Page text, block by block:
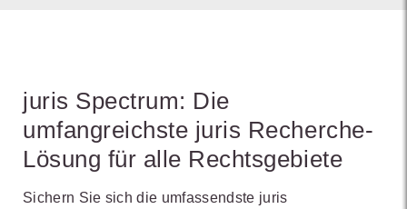
juris Spectrum: Die
umfangreichste juris Recherche-
Lösung für alle Rechtsgebiete
Sichern Sie sich die umfassendste juris